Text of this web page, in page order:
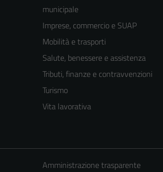
municipale
Imprese, commercio e SUAP
Mobilità e trasporti
Salute, benessere e assistenza
Tributi, finanze e contravvenzioni
Turismo
Vita lavorativa
Amministrazione trasparente